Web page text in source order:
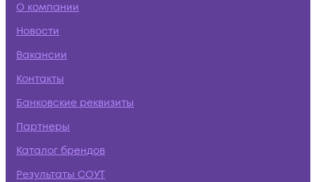
О компании
Новости
Вакансии
Контакты
Банковские реквизиты
Партнеры
Каталог брендов
Результаты СОУТ